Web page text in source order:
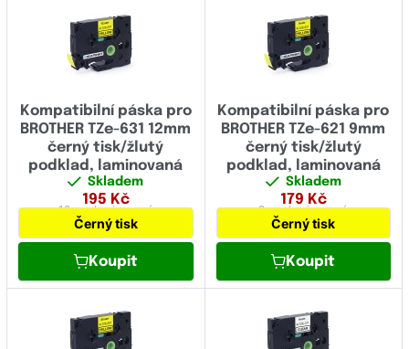
Kompatibilní páska pro
BROTHER TZe-631 12mm
černý tisk/žlutý
podklad, laminovaná
Skladem
195 Kč
12 mmlaminovaná
Černý tisk
Koupit
Kompatibilní páska pro
BROTHER TZe-621 9mm
černý tisk/žlutý
podklad, laminovaná
Skladem
179 Kč
9 mmlaminovaná
Černý tisk
Koupit